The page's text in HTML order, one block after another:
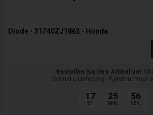
Diode - 31740ZJ1862 - Honda
Bestellen Sie Ihre Artikel vor
Schnelle Lieferung - Paketnummer
17
ST.
25
MIN.
55
SEK.